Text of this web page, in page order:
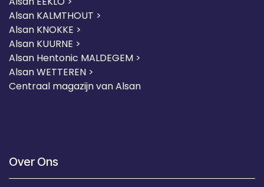
Alsan KALMTHOUT >
Alsan KNOKKE >
Alsan KUURNE >
Alsan Hentonic MALDEGEM >
Alsan WETTEREN >
Centraal magazijn van Alsan
Over Ons